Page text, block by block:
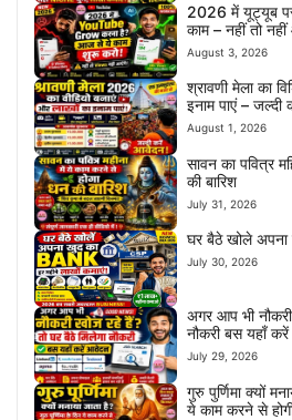
2026 में यूट्यूब
काम – नहीं तो
August 3, 2026
श्रावणी मेला का
इनाम पाएं –
August 1, 2026
सावन का पवित्र
की बारिश
July 31, 2026
घर बैठे खोले
July 30, 2026
अगर आप भी
नौकरी बस यहाँ
July 29, 2026
गुरु पुर्णिमा क्यों
ये काम करने से